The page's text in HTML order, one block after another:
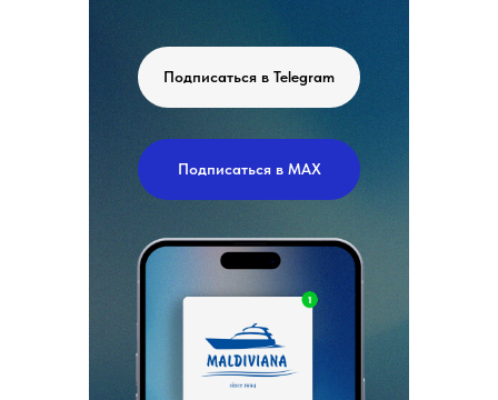
Подписаться в Telegram
Подписаться в MAX